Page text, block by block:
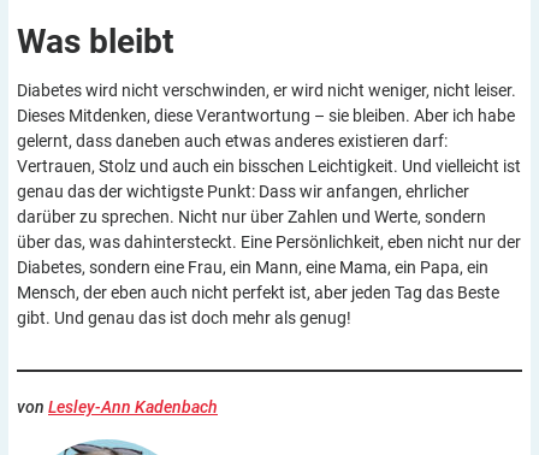
Was bleibt
Diabetes wird nicht verschwinden, er wird nicht weniger, nicht leiser.
Dieses Mitdenken, diese Verantwortung – sie bleiben. Aber ich habe
gelernt, dass daneben auch etwas anderes existieren darf:
Vertrauen, Stolz und auch ein bisschen Leichtigkeit. Und vielleicht ist
genau das der wichtigste Punkt: Dass wir anfangen, ehrlicher
darüber zu sprechen. Nicht nur über Zahlen und Werte, sondern
über das, was dahintersteckt. Eine Persönlichkeit, eben nicht nur der
Diabetes, sondern eine Frau, ein Mann, eine Mama, ein Papa, ein
Mensch, der eben auch nicht perfekt ist, aber jeden Tag das Beste
gibt. Und genau das ist doch mehr als genug!
von Lesley-Ann Kadenbach